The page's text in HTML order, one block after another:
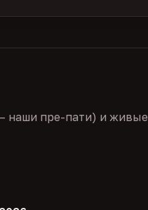
наши пре-пати) и живые